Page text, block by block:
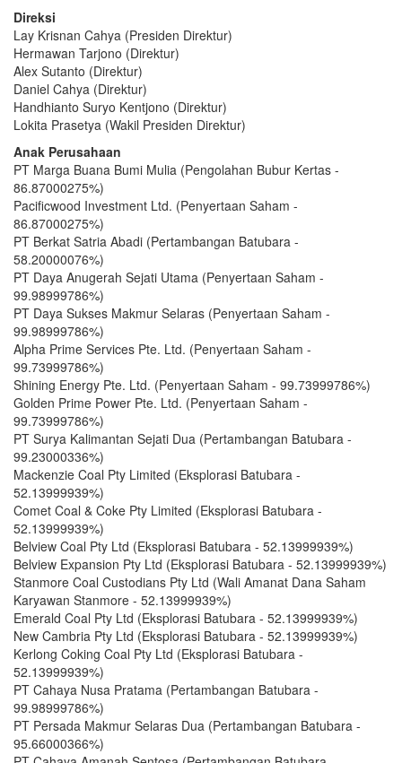
Direksi
Lay Krisnan Cahya (Presiden Direktur)
Hermawan Tarjono (Direktur)
Alex Sutanto (Direktur)
Daniel Cahya (Direktur)
Handhianto Suryo Kentjono (Direktur)
Lokita Prasetya (Wakil Presiden Direktur)
Anak Perusahaan
PT Marga Buana Bumi Mulia (Pengolahan Bubur Kertas -
86.87000275%)
Pacificwood Investment Ltd. (Penyertaan Saham -
86.87000275%)
PT Berkat Satria Abadi (Pertambangan Batubara -
58.20000076%)
PT Daya Anugerah Sejati Utama (Penyertaan Saham -
99.98999786%)
PT Daya Sukses Makmur Selaras (Penyertaan Saham -
99.98999786%)
Alpha Prime Services Pte. Ltd. (Penyertaan Saham -
99.73999786%)
Shining Energy Pte. Ltd. (Penyertaan Saham - 99.73999786%)
Golden Prime Power Pte. Ltd. (Penyertaan Saham -
99.73999786%)
PT Surya Kalimantan Sejati Dua (Pertambangan Batubara -
99.23000336%)
Mackenzie Coal Pty Limited (Eksplorasi Batubara -
52.13999939%)
Comet Coal & Coke Pty Limited (Eksplorasi Batubara -
52.13999939%)
Belview Coal Pty Ltd (Eksplorasi Batubara - 52.13999939%)
Belview Expansion Pty Ltd (Eksplorasi Batubara - 52.13999939%)
Stanmore Coal Custodians Pty Ltd (Wali Amanat Dana Saham
Karyawan Stanmore - 52.13999939%)
Emerald Coal Pty Ltd (Eksplorasi Batubara - 52.13999939%)
New Cambria Pty Ltd (Eksplorasi Batubara - 52.13999939%)
Kerlong Coking Coal Pty Ltd (Eksplorasi Batubara -
52.13999939%)
PT Cahaya Nusa Pratama (Pertambangan Batubara -
99.98999786%)
PT Persada Makmur Selaras Dua (Pertambangan Batubara -
95.66000366%)